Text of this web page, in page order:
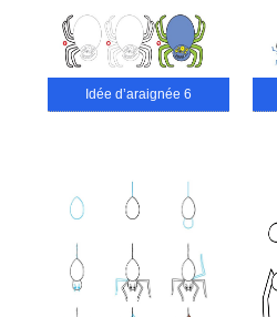
Idée d’araignée 6